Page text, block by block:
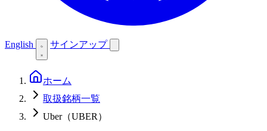
English サインアップ
ホーム
取扱銘柄一覧
Uber（UBER）